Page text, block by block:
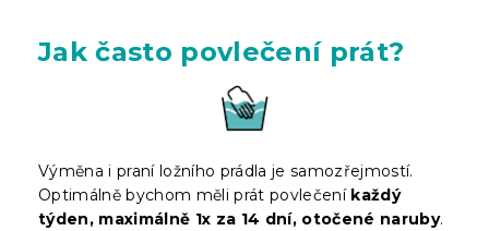
Jak často povlečení prát?
Výměna i praní ložního prádla je samozřejmostí.
Optimálně bychom měli prát povlečení každý
týden, maximálně 1x za 14 dní, otočené naruby.